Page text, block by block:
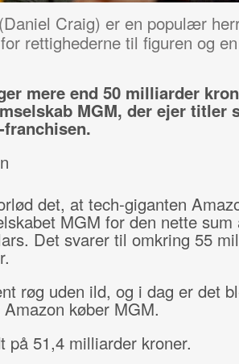
Craig) er en populær
rettighederne til figuren og
mere end 50 milliarder
MGM, der ejer titler
det, at tech-giganten
MGM for den nette sum
Det svarer til omkring 55
røg uden ild, og i dag er det
køber MGM.
på 51,4 milliarder kroner.